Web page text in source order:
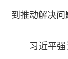
到推动解决问
习近平强